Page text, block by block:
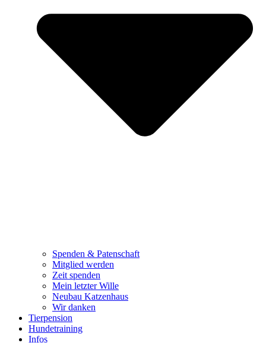
Spenden & Patenschaft
Mitglied werden
Zeit spenden
Mein letzter Wille
Neubau Katzenhaus
Wir danken
Tierpension
Hundetraining
Infos